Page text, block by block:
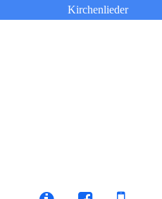
Kirchenlieder